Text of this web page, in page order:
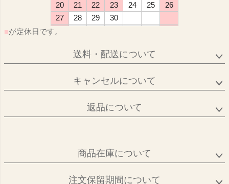
20
21 22 23 24 25
26
27
28 29
30
■が定休日です。
送料・配送について
キャンセルについて
返品について
商品在庫について
注文保留期間について